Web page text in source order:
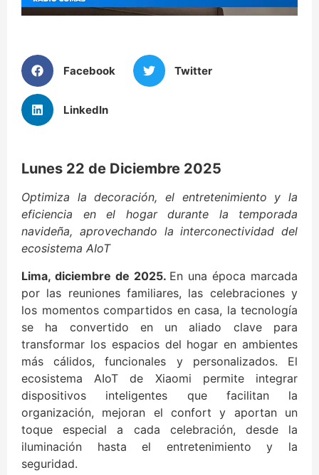
Facebook Twitter
LinkedIn
Lunes 22 de Diciembre 2025
Optimiza la decoración, el entretenimiento y la
eficiencia en el hogar durante la temporada
navideña, aprovechando la interconectividad del
ecosistema AIoT
Lima, diciembre de 2025. En una época marcada
por las reuniones familiares, las celebraciones y
los momentos compartidos en casa, la tecnología
se ha convertido en un aliado clave para
transformar los espacios del hogar en ambientes
más cálidos, funcionales y personalizados. El
ecosistema AIoT de Xiaomi permite integrar
dispositivos inteligentes que facilitan la
organización, mejoran el confort y aportan un
toque especial a cada celebración, desde la
iluminación hasta el entretenimiento y la
seguridad.